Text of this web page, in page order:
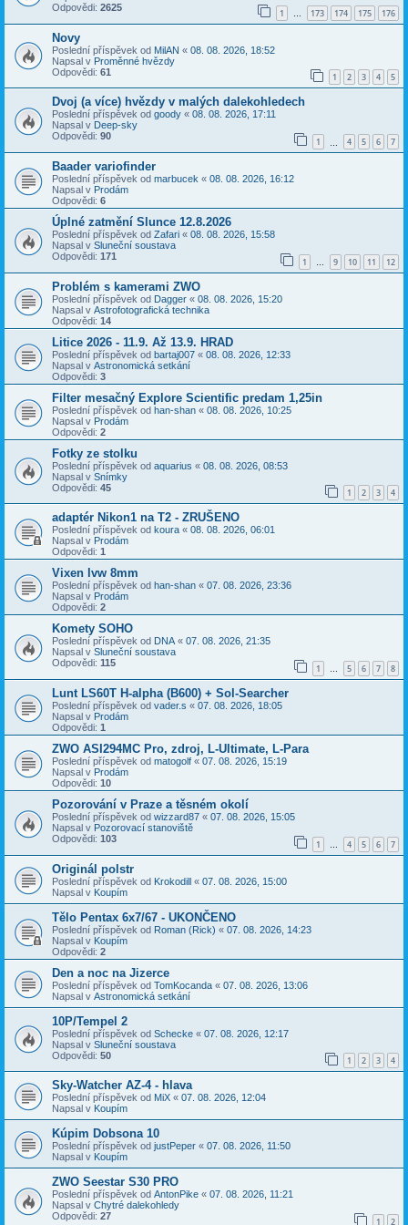
Odpovědi: 2625 1 … 173 174 175 176
Novy
Poslední příspěvek od MilAN « 08. 08. 2026, 18:52
Napsal v Proměnné hvězdy
Odpovědi: 61 1 2 3 4 5
Dvoj (a více) hvězdy v malých dalekohledech
Poslední příspěvek od goody « 08. 08. 2026, 17:11
Napsal v Deep-sky
Odpovědi: 90 1 4 5 6 7
Baader variofinder
Poslední příspěvek od marbucek « 08. 08. 2026, 16:12
Napsal v Prodám
Odpovědi: 6
Úplné zatmění Slunce 12.8.2026
Poslední příspěvek od Zafari « 08. 08. 2026, 15:58
Napsal v Sluneční soustava
Odpovědi: 171 1 … 9 10 11 12
Problém s kamerami ZWO
Poslední příspěvek od Dagger « 08. 08. 2026, 15:20
Napsal v Astrofotografická technika
Odpovědi: 14
Litice 2026 - 11.9. Až 13.9. HRAD
Poslední příspěvek od bartaj007 « 08. 08. 2026, 12:33
Napsal v Astronomická setkání
Odpovědi: 3
Filter mesačný Explore Scientific predam 1,25in
Poslední příspěvek od han-shan « 08. 08. 2026, 10:25
Napsal v Prodám
Odpovědi: 2
Fotky ze stolku
Poslední příspěvek od aquarius « 08. 08. 2026, 08:53
Napsal v Snímky
Odpovědi: 45 1 2 3 4
adaptér Nikon1 na T2 - ZRUŠENO
Poslední příspěvek od koura « 08. 08. 2026, 06:01
Napsal v Prodám
Odpovědi: 1
Vixen lvw 8mm
Poslední příspěvek od han-shan « 07. 08. 2026, 23:36
Napsal v Prodám
Odpovědi: 2
Komety SOHO
Poslední příspěvek od DNA « 07. 08. 2026, 21:35
Napsal v Sluneční soustava
Odpovědi: 115 1 … 5 6 7 8
Lunt LS60T H-alpha (B600) + Sol-Searcher
Poslední příspěvek od vader.s « 07. 08. 2026, 18:05
Napsal v Prodám
Odpovědi: 1
ZWO ASI294MC Pro, zdroj, L-Ultimate, L-Para
Poslední příspěvek od matogolf « 07. 08. 2026, 15:19
Napsal v Prodám
Odpovědi: 10
Pozorování v Praze a těsném okolí
Poslední příspěvek od wizzard87 « 07. 08. 2026, 15:05
Napsal v Pozorovací stanoviště
Odpovědi: 103 1 … 4 5 6 7
Originál polstr
Poslední příspěvek od Krokodill « 07. 08. 2026, 15:00
Napsal v Koupím
Tělo Pentax 6x7/67 - UKONČENO
Poslední příspěvek od Roman (Rick) « 07. 08. 2026, 14:23
Napsal v Koupím
Odpovědi: 2
Den a noc na Jizerce
Poslední příspěvek od TomKocanda « 07. 08. 2026, 13:06
Napsal v Astronomická setkání
10P/Tempel 2
Poslední příspěvek od Schecke « 07. 08. 2026, 12:17
Napsal v Sluneční soustava
Odpovědi: 50 1 2 3 4
Sky-Watcher AZ-4 - hlava
Poslední příspěvek od MiX « 07. 08. 2026, 12:04
Napsal v Koupím
Kúpim Dobsona 10
Poslední příspěvek od justPeper « 07. 08. 2026, 11:50
Napsal v Koupím
ZWO Seestar S30 PRO
Poslední příspěvek od AntonPike « 07. 08. 2026, 11:21
Napsal v Chytré dalekohledy
Odpovědi: 27 1 2